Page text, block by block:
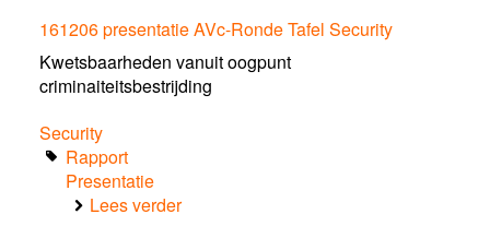
tijdens
Ronde
Tafel
Effecten
161206 presentatie AVc-Ronde Tafel Security
Kwetsbaarheden vanuit oogpunt
criminaiteitsbestrijding
Security
Rapport
Presentatie
Lees verderover